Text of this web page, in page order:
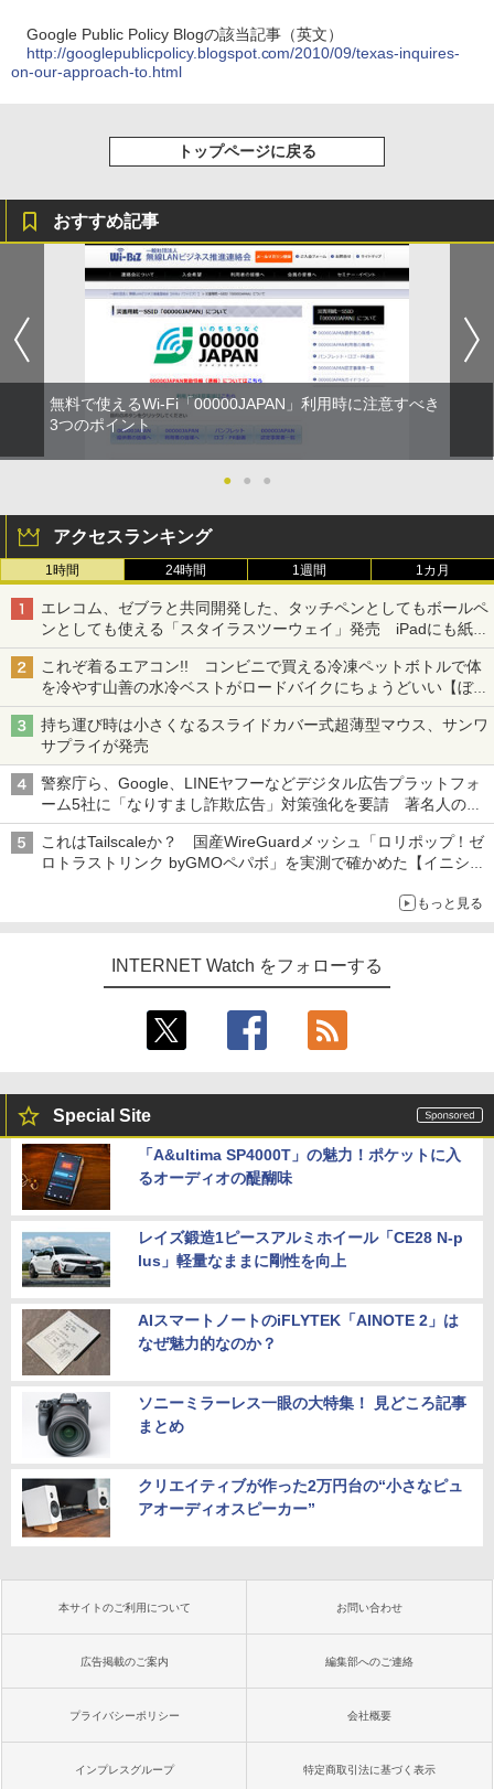
Google Public Policy Blogの該当記事（英文）
http://googlepublicpolicy.blogspot.com/2010/09/texas-inquires-
on-our-approach-to.html
トップページに戻る
おすすめ記事
無料で使えるWi-Fi「00000JAPAN」利用時に注意すべき
3つのポイント
● ● ●
アクセスランキング
1時間 24時間 1週間 1カ月
エレコム、ゼブラと共同開発した、タッチペンとしてもボールペ
ンとしても使える「スタイラスツーウェイ」発売 iPadにも紙に
も、持ち替えずに書き込める
これぞ着るエアコン!! コンビニで買える冷凍ペットボトルで体
を冷やす山善の水冷ベストがロードバイクにちょうどいい【ぼっ
ち・ざ・ろーど！その14】【空いた時間でなにしてる？】
持ち運び時は小さくなるスライドカバー式超薄型マウス、サンワ
サプライが発売
警察庁ら、Google、LINEヤフーなどデジタル広告プラットフォ
ーム5社に「なりすまし詐欺広告」対策強化を要請 著名人の写
真や映像を使った投資詐欺などへの対策として
これはTailscaleか？ 国産WireGuardメッシュ「ロリポップ！ゼ
ロトラストリンク byGMOペパボ」を実測で確かめた【イニシャ
もっと見る
INTERNET Watch をフォローする
Special Site
「A&ultima SP4000T」の魅力！ポケットに入
るオーディオの醍醐味
レイズ鍛造1ピースアルミホイール「CE28 N-p
lus」軽量なままに剛性を向上
AIスマートノートのiFLYTEK「AINOTE 2」は
なぜ魅力的なのか？
ソニーミラーレス一眼の大特集！ 見どころ記事
まとめ
クリエイティブが作った2万円台の“小さなピュ
アオーディオスピーカー”
本サイトのご利用について お問い合わせ
広告掲載のご案内 編集部へのご連絡
プライバシーポリシー 会社概要
インプレスグループ 特定商取引法に基づく表示